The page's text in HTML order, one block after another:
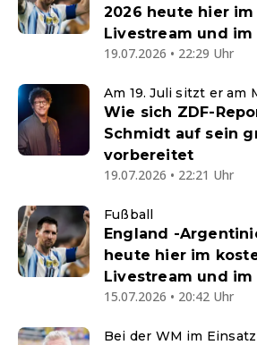
2026 heute hier
Livestream und im
19.07.2026 • 22:29 Uhr
Am 19. Juli sitzt er am
Wie sich ZDF-
Schmidt auf sein
vorbereitet
19.07.2026 • 22:21 Uhr
Fußball
England -
heute hier im
Livestream und im
15.07.2026 • 20:42 Uhr
Bei der WM im Einsatz